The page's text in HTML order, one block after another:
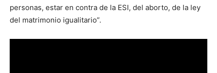
personas, estar en contra de la ESI, del aborto, de la ley
del matrimonio igualitario”.